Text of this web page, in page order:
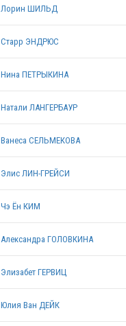
Лорин ШИЛЬД
Старр ЭНДРЮС
Нина ПЕТРЫКИНА
Натали ЛАНГЕРБАУР
Ванеса СЕЛЬМЕКОВА
Элис ЛИН-ГРЕЙСИ
Чэ Ён КИМ
Александра ГОЛОВКИНА
Элизабет ГЕРВИЦ
Юлия Ван ДЕЙК